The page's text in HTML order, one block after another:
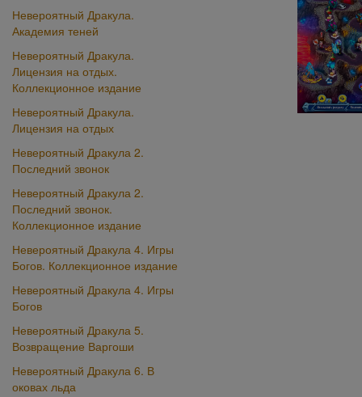
Невероятный Дракула.
Академия теней
Невероятный Дракула.
Лицензия на отдых.
Коллекционное издание
Невероятный Дракула.
Лицензия на отдых
Невероятный Дракула 2.
Последний звонок
Невероятный Дракула 2.
Последний звонок.
Коллекционное издание
Невероятный Дракула 4. Игры
Богов. Коллекционное издание
Невероятный Дракула 4. Игры
Богов
Невероятный Дракула 5.
Возвращение Варгоши
Невероятный Дракула 6. В
оковах льда